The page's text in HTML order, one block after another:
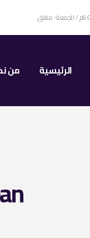
الرئيسية من